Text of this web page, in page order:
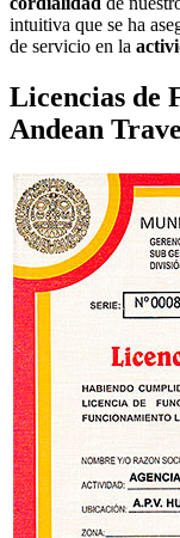
intuitiva que se ha
de servicio en la
Licencias de
Andean